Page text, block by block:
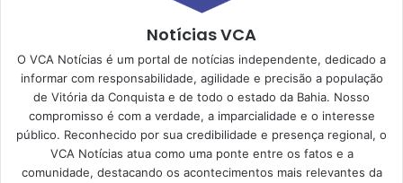
Notícias VCA
O VCA Notícias é um portal de notícias independente, dedicado a
informar com responsabilidade, agilidade e precisão a população
de Vitória da Conquista e de todo o estado da Bahia. Nosso
compromisso é com a verdade, a imparcialidade e o interesse
público. Reconhecido por sua credibilidade e presença regional, o
VCA Notícias atua como uma ponte entre os fatos e a
comunidade, destacando os acontecimentos mais relevantes da